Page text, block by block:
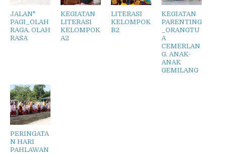
JALAN"
PAGI_OLAH
RAGA, OLAH
RASA
KEGIATAN
LITERASI
KELOMPOK
A2
LITERASI
KELOMPOK
B2
KEGIATAN
PARENTING
_ORANGTU
A
CEMERLAN
G, ANAK-
ANAK
GEMILANG
PERINGATA
N HARI
PAHLAWAN